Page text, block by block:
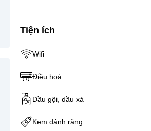
Tiện ích
Wifi
Điều hoà
Dầu gội, dầu xả
Kem đánh răng